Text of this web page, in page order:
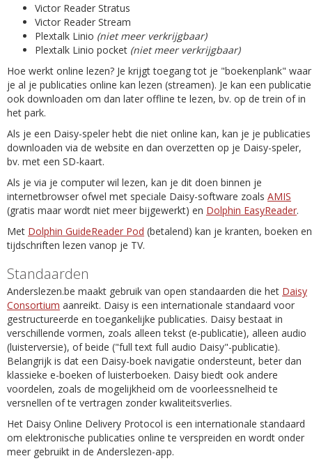
Victor Reader Stratus
Victor Reader Stream
Plextalk Linio (niet meer verkrijgbaar)
Plextalk Linio pocket (niet meer verkrijgbaar)
Hoe werkt online lezen? Je krijgt toegang tot je "boekenplank" waar
je al je publicaties online kan lezen (streamen). Je kan een publicatie
ook downloaden om dan later offline te lezen, bv. op de trein of in
het park.
Als je een Daisy-speler hebt die niet online kan, kan je je publicaties
downloaden via de website en dan overzetten op je Daisy-speler,
bv. met een SD-kaart.
Als je via je computer wil lezen, kan je dit doen binnen je
internetbrowser ofwel met speciale Daisy-software zoals AMIS
(gratis maar wordt niet meer bijgewerkt) en Dolphin EasyReader.
Met Dolphin GuideReader Pod (betalend) kan je kranten, boeken en
tijdschriften lezen vanop je TV.
Standaarden
Anderslezen.be maakt gebruik van open standaarden die het Daisy
Consortium aanreikt. Daisy is een internationale standaard voor
gestructureerde en toegankelijke publicaties. Daisy bestaat in
verschillende vormen, zoals alleen tekst (e-publicatie), alleen audio
(luisterversie), of beide ("full text full audio Daisy"-publicatie).
Belangrijk is dat een Daisy-boek navigatie ondersteunt, beter dan
klassieke e-boeken of luisterboeken. Daisy biedt ook andere
voordelen, zoals de mogelijkheid om de voorleessnelheid te
versnellen of te vertragen zonder kwaliteitsverlies.
Het Daisy Online Delivery Protocol is een internationale standaard
om elektronische publicaties online te verspreiden en wordt onder
meer gebruikt in de Anderslezen-app.